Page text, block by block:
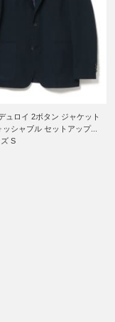
ュロイ 2ボタン ジャケット
シャブル セットアップ...
S